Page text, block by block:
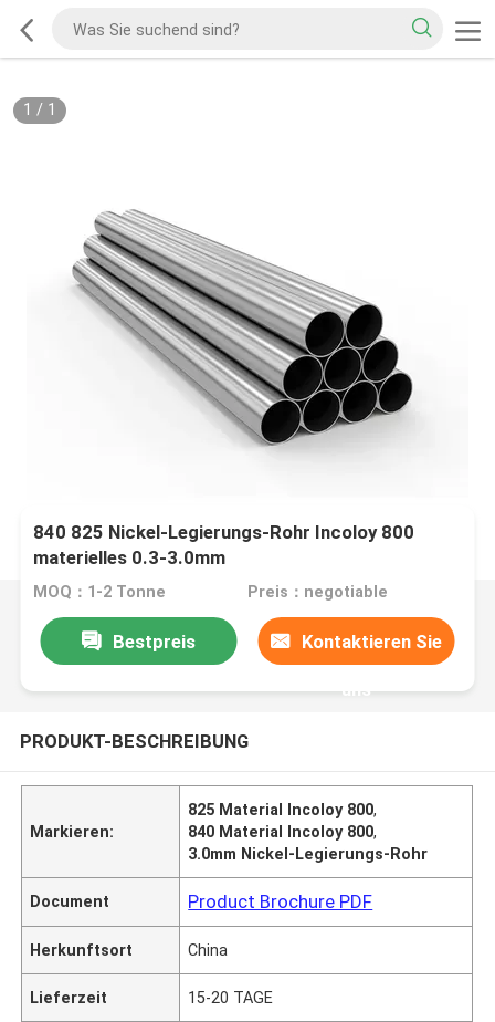
1 / 1
840 825 Nickel-Legierungs-Rohr Incoloy 800
materielles 0.3-3.0mm
MOQ：1-2 Tonne Preis：negotiable
Bestpreis Kontaktieren Sie
uns
PRODUKT-BESCHREIBUNG
Markieren:
825 Material Incoloy 800,
840 Material Incoloy 800,
3.0mm Nickel-Legierungs-Rohr
Document Product Brochure PDF
Herkunftsort China
Lieferzeit 15-20 TAGE